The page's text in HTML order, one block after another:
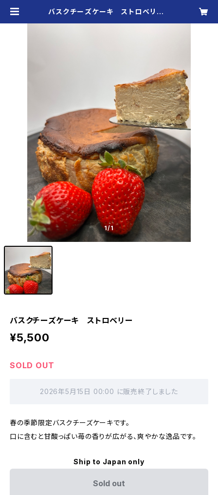
バスクチーズケーキ ストロベリー |
1/1
バスクチーズケーキ ストロベリー
¥5,500
SOLD OUT
2026年5月15日 00:00 に販売終了しました
春の季節限定バスクチーズケーキです。
口に含むと甘酸っぱい苺の香りが広がる、爽やかな逸品です。
Ship to Japan only
Sold out